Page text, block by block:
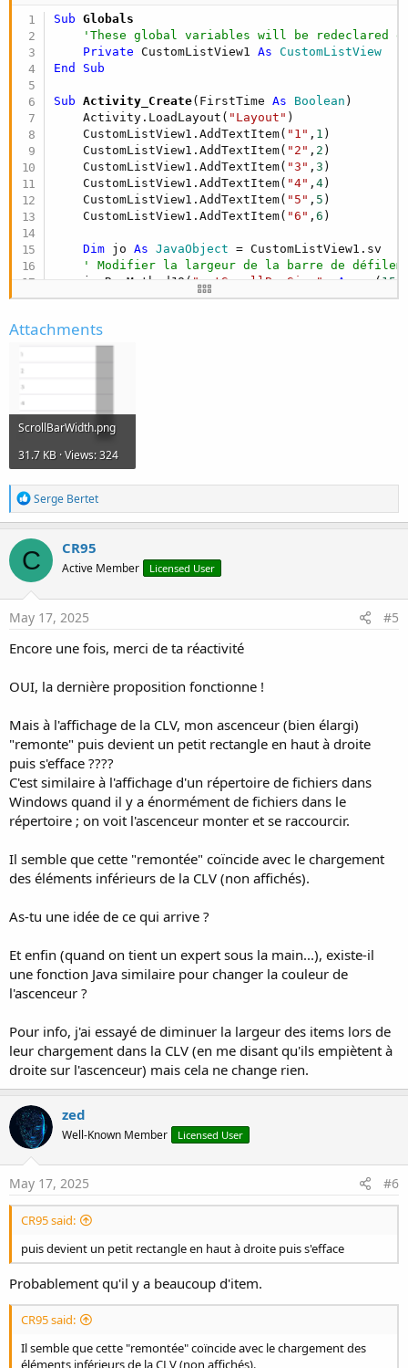
Sub Globals
'These global variables will be redeclared
Private CustomListView1 As CustomListView
End
Sub
Sub Activity_Create(FirstTime As Boolean )
    Activity.LoadLayout(
"Layout" )
    CustomListView1.AddTextItem(
"1" , 1 )
    CustomListView1.AddTextItem(
"2" , 2 )
    CustomListView1.AddTextItem(
"3" ,3 )
    CustomListView1.AddTextItem(
"4" ,4 )
    CustomListView1.AddTextItem(
"5" , 5 )
    CustomListView1.AddTextItem(
"6" ,6 )
Dim jo As JavaObject = CustomListView1.sv
' Modifier la largeur de la barre de
    jo.RunMethodJO(
"setScrollBarSize" Array ( 150
End Sub
Attachments
ScrollBarWidth.png
31.7 KB · Views: 324
R
e
a
c
t
i
o
n
s
Serge Bertet
C CR95
Active Member Licensed User
May 17, 2025 #5
Encore une fois, merci de ta réactivité
OUI, la dernière proposition fonctionne !
Mais à l'affichage de la CLV, mon ascenceur (bien élargi)
"remonte" puis devient un petit rectangle en haut à droite
puis s'efface ????
C'est similaire à l'affichage d'un répertoire de fichiers dans
Windows quand il y a énormément de fichiers dans le
répertoire ; on voit l'ascenceur monter et se raccourcir.
Il semble que cette "remontée" coïncide avec le chargement
des éléments inférieurs de la CLV (non affichés).
As-tu une idée de ce qui arrive ?
Et enfin (quand on tient un expert sous la main...), existe-il
une fonction Java similaire pour changer la couleur de
l'ascenceur ?
Pour info, j'ai essayé de diminuer la largeur des items lors de
leur chargement dans la CLV (en me disant qu'ils empiètent à
droite sur l'ascenceur) mais cela ne change rien.
zed
Well-Known Member Licensed User
May 17, 2025 #6
CR95 said:
puis devient un petit rectangle en haut à droite puis s'efface
Probablement qu'il y a beaucoup d'item.
CR95 said:
Il semble que cette "remontée" coïncide avec le chargement des
éléments inférieurs de la CLV (non affichés).